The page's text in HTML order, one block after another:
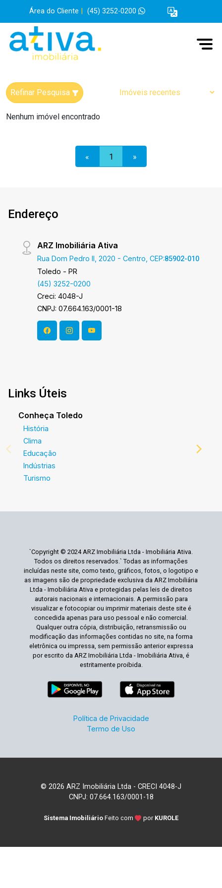
Área do Cliente (45) 3252-0200
Refinar Pesquisa
Nenhum imóvel encontrado
« 1 »
Endereço
ARZ Imobiliária Ativa
Rua Dom Pedro II, 2020 - Centro, CEP:85902-010
Toledo - PR
(45) 3252-0200
Creci: 4048-J
CNPJ: 07.664.163/0001-18
Links Úteis
Conheça Toledo
História
Clima
Educação
Indústrias
Turismo
`Copyright © 2024 ARZ Imobiliária Ltda - Imobiliária Ativa.
Todos os direitos reservados.` Todas as informações
incluídas neste site, como texto, gráficos, fotos, o logotipo e
as imagens são de propriedade exclusiva da ARZ Imobiliária
Ltda - Imobiliária Ativa e protegidas pelas leis de direitos
autorais nacionais e internacionais. A permissão para
visualizar e fotocopiar ou imprimir materiais deste site é
concedida apenas para uso pessoal e não comercial.
Qualquer outra cópia, distribuição, retransmissão ou
modificação das informações contidas no site, na forma
eletrônica ou impressa, sem permissão anterior expressa
por escrito da ARZ Imobiliária Ltda - Imobiliária Ativa, é
estritamente proibida.
Política de Privacidade
Termo de Uso
© 2026 ARZ Imobiliária Ltda - CRECI 4048-J
CNPJ: 07.664.163/0001-18
Sistema Imobiliário Feito com por KUROLE